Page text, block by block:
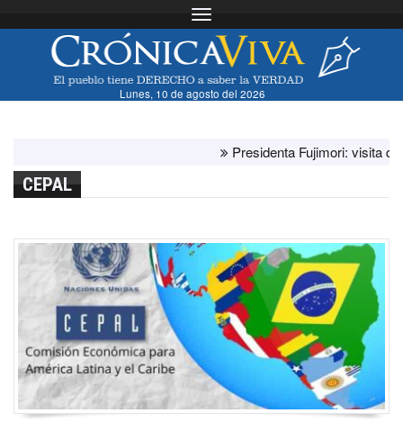
Toggle navigation
Lunes, 10 de agosto del 2026
Presidenta Fujimori: visita del
CEPAL